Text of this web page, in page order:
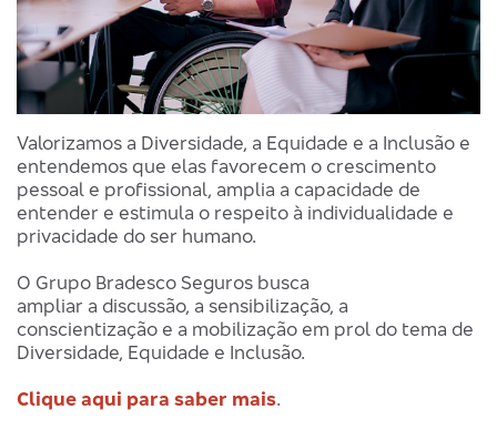
Valorizamos a Diversidade, a Equidade e a Inclusão e
entendemos que elas favorecem o crescimento
pessoal e profissional, amplia a capacidade de
entender e estimula o respeito à individualidade e
privacidade do ser humano.
O Grupo Bradesco Seguros busca
ampliar a discussão, a sensibilização, a
conscientização e a mobilização em prol do tema de
Diversidade, Equidade e Inclusão.
Clique aqui para saber mais.